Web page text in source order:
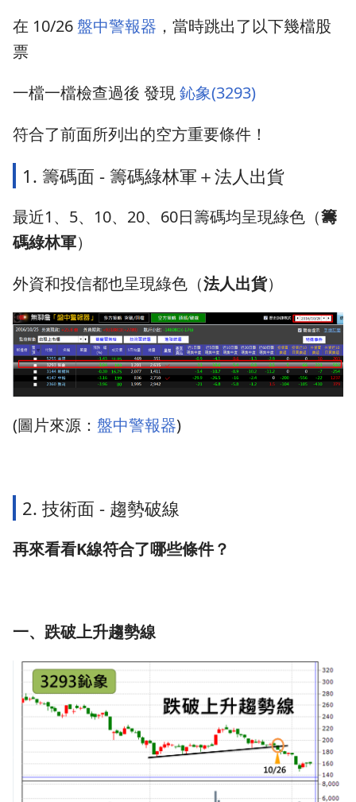
在 10/26 盤中警報器 ，當時跳出了以下幾檔股
票
一檔一檔檢查過後 發現鈊象(3293)
符合了前面所列出的空方重要條件！
1. 籌碼面 - 籌碼綠林軍＋法人出貨
最近1、5、10、20、60日籌碼均呈現綠色（籌
碼綠林軍）
外資和投信都也呈現綠色（法人出貨）
(圖片來源： 盤中警報器)
2. 技術面 - 趨勢破線
再來看看K線符合了哪些條件？
一、跌破上升趨勢線